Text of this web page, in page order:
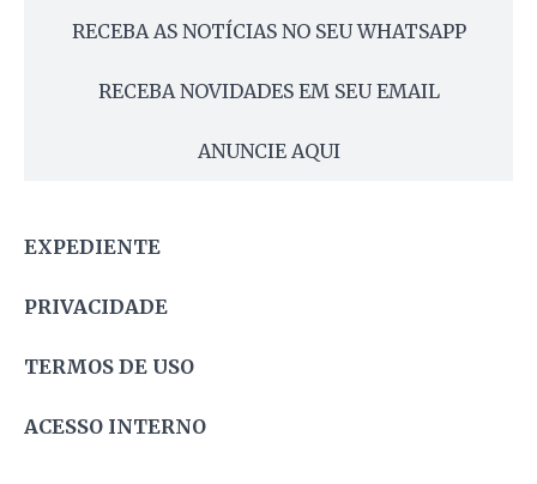
RECEBA AS NOTÍCIAS NO SEU WHATSAPP
RECEBA NOVIDADES EM SEU EMAIL
ANUNCIE AQUI
EXPEDIENTE
PRIVACIDADE
TERMOS DE USO
ACESSO INTERNO